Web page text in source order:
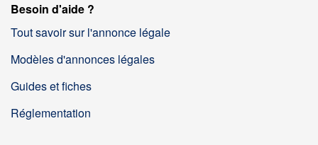
Besoin d'aide ?
Tout savoir sur l'annonce légale
Modèles d'annonces légales
Guides et fiches
Réglementation